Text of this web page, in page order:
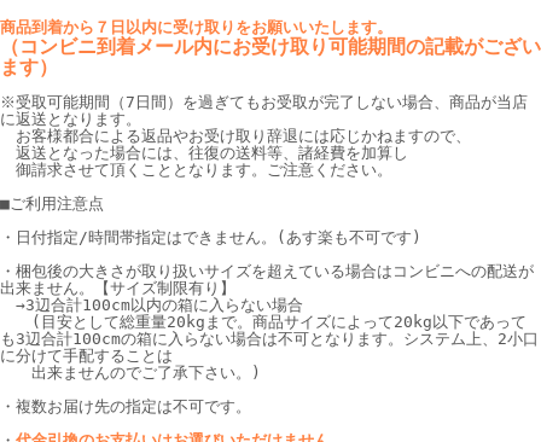
商品到着から７日以内に受け取りをお願いいたします。
（コンビニ到着メール内にお受け取り可能期間の記載がござい
ます）
※受取可能期間（7日間）を過ぎてもお受取が完了しない場合、商品が当店
に返送となります。
お客様都合による返品やお受け取り辞退には応じかねますので、
返送となった場合には、往復の送料等、諸経費を加算し
御請求させて頂くこととなります。ご注意ください。
■ご利用注意点
・日付指定/時間帯指定はできません。(あす楽も不可です)
・梱包後の大きさが取り扱いサイズを超えている場合はコンビニへの配送が
出来ません。【サイズ制限有り】
→3辺合計100cm以内の箱に入らない場合
(目安として総重量20kgまで。商品サイズによって20kg以下であって
も3辺合計100cmの箱に 入らない場合は不可となります。システム上、2小口
に分けて手配することは
出来ませんのでご了承下さい。)
・複数お届け先の指定は不可です。